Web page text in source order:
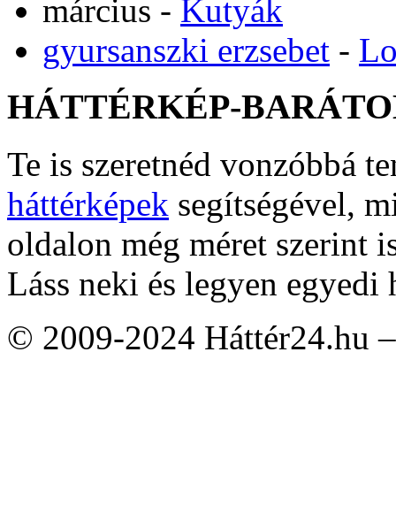
március - Kutyák
gyursanszki erzsebet -
HÁTTÉRKÉP-
Te is szeretnéd vonzóbbá
háttérképek segítségével,
oldalon még méret szerint
Láss neki és legyen egyedi
© 2009-2024 Háttér24.hu